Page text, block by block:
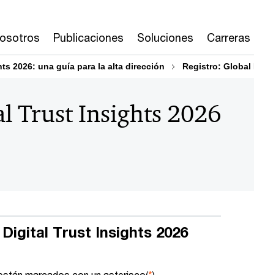
Publicaciones Soluciones Carreras
2026: una guía para la alta dirección Registro: Global
Trust Insights 2026
Trust Insights 2026